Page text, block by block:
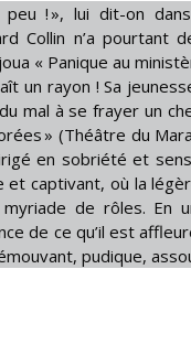
peu ! », lui dit-on
Collin n’a pourtant
« Panique au
un rayon ! Sa
mal à se frayer un
» (Théâtre du
en sobriété et
captivant, où la
de rôles. En
de ce qu’il est
pudique,